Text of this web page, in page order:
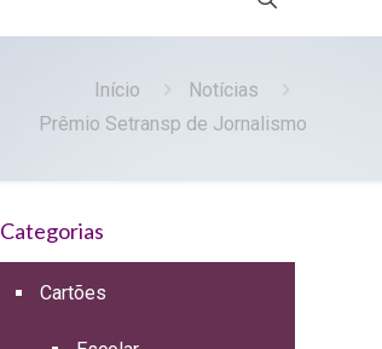
Início
Notícias
Prêmio Setransp de Jornalismo
Categorias
Cartões